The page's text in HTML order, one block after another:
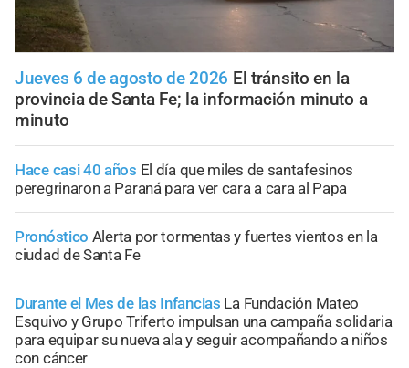
Jueves 6 de agosto de 2026 El tránsito en la
provincia de Santa Fe; la información minuto a
minuto
Hace casi 40 años El día que miles de santafesinos
peregrinaron a Paraná para ver cara a cara al Papa
Pronóstico Alerta por tormentas y fuertes vientos en la
ciudad de Santa Fe
Durante el Mes de las Infancias La Fundación Mateo
Esquivo y Grupo Triferto impulsan una campaña solidaria
para equipar su nueva ala y seguir acompañando a niños
con cáncer